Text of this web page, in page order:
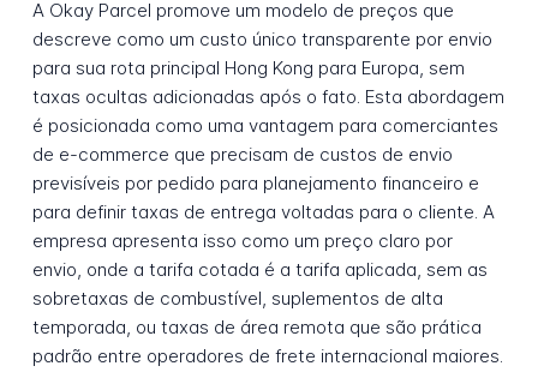
A Okay Parcel promove um modelo de preços que
descreve como um custo único transparente por envio
para sua rota principal Hong Kong para Europa, sem
taxas ocultas adicionadas após o fato. Esta abordagem
é posicionada como uma vantagem para comerciantes
de e-commerce que precisam de custos de envio
previsíveis por pedido para planejamento financeiro e
para definir taxas de entrega voltadas para o cliente. A
empresa apresenta isso como um preço claro por
envio, onde a tarifa cotada é a tarifa aplicada, sem as
sobretaxas de combustível, suplementos de alta
temporada, ou taxas de área remota que são prática
padrão entre operadores de frete internacional maiores.